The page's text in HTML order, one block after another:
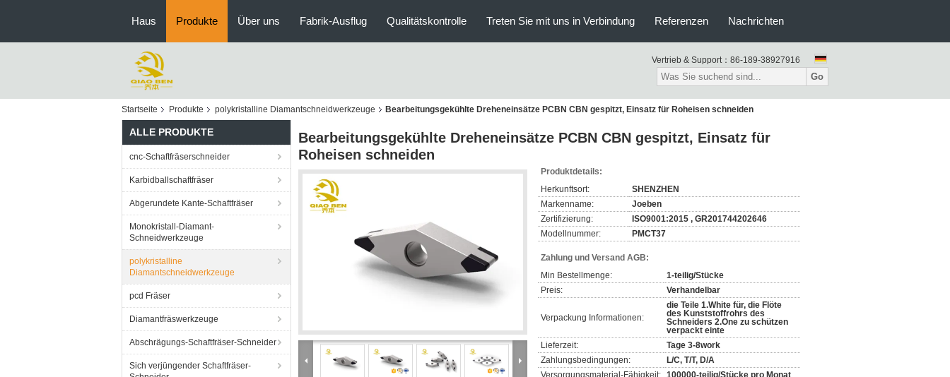
Haus Produkte Über uns Fabrik-Ausflug Qualitätskontrolle Treten Sie mit uns in Verbindung Referenzen Nachrichten
Vertrieb & Support： 86-189-38927916
Go
Startseite Produkte polykristalline Diamantschneidwerkzeuge Bearbeitungsgekühlte Dreheneinsätze PCBN CBN gespitzt, Einsatz für Roheisen schneiden
ALLE PRODUKTE
cnc-Schaftfräserschneider
Karbidballschaftfräser
Abgerundete Kante-Schaftfräser
Monokristall-Diamant-
Schneidwerkzeuge
polykristalline
Diamantschneidwerkzeuge
pcd Fräser
Diamantfräswerkzeuge
Abschrägungs-Schaftfräser-Schneider
Sich verjüngender Schaftfräser-
Bearbeitungsgekühlte Dreheneinsätze PCBN CBN gespitzt, Einsatz für
Roheisen schneiden
Produktdetails:
Herkunftsort:
SHENZHEN
Markenname:
Joeben
Zertifizierung:
ISO9001:2015 , GR201744202646
Modellnummer:
PMCT37
Zahlung und Versand AGB:
Min Bestellmenge:
1-teilig/Stücke
Preis:
Verhandelbar
Verpackung Informationen:
die Teile 1.White für, die Flöte
des Kunststoffrohrs des
Schneiders 2.One zu schützen
verpackt einte
Lieferzeit:
Tage 3-8work
Zahlungsbedingungen:
L/C, T/T, D/A
Versorgungsmaterial-Fähigkeit: 100000-teilig/Stücke pro Monat